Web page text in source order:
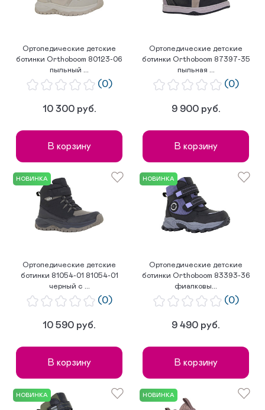
Ортопедические детские
ботинки Orthoboom 80123-06
пыльный ...
(0)
10 300 руб.
В корзину
Ортопедические детские
ботинки Orthoboom 87397-35
пыльная ...
(0)
9 900 руб.
В корзину
НОВИНКА
Ортопедические детские
ботинки 81054-01 81054-01
черный с ...
(0)
10 590 руб.
В корзину
НОВИНКА
Ортопедические детские
ботинки Orthoboom 83393-36
фиалковы...
(0)
9 490 руб.
В корзину
НОВИНКА НОВИНКА